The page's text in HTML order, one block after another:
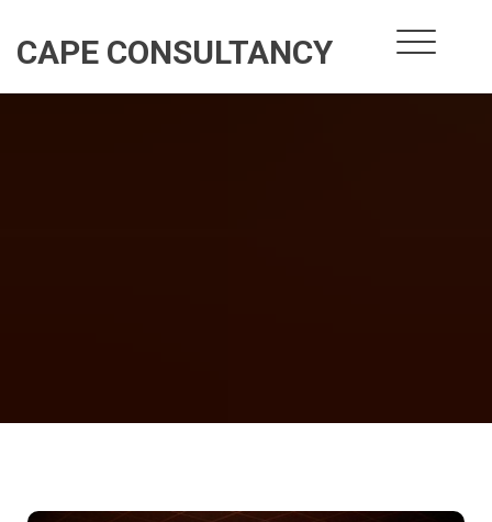
content
CAPE CONSULTANCY